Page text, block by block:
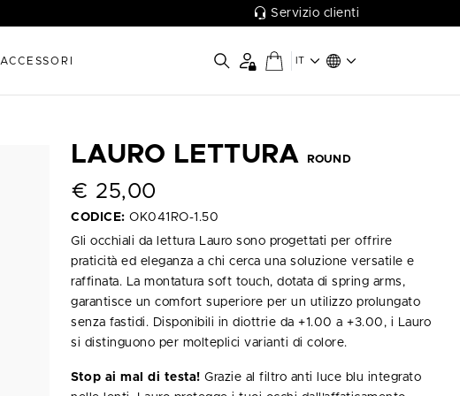
Servizio clienti
ACCESSORI IT
LAURO LETTURA ROUND
€ 25,00
CODICE: OK041RO-1.50
Gli occhiali da lettura Lauro sono progettati per offrire
praticità ed eleganza a chi cerca una soluzione versatile e
raffinata. La montatura soft touch, dotata di spring arms,
garantisce un comfort superiore per un utilizzo prolungato
senza fastidi. Disponibili in diottrie da +1.00 a +3.00, i Lauro
si distinguono per molteplici varianti di colore.
Stop ai mal di testa! Grazie al filtro anti luce blu integrato